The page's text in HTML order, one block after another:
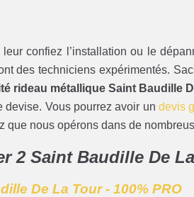
confiez l’installation ou le
des techniciens expérimentés.
rideau métallique Saint Baudille
devise. Vous pourrez avoir un devis
que nous opérons dans de
2 Saint Baudille De
De La Tour - 100% PRO